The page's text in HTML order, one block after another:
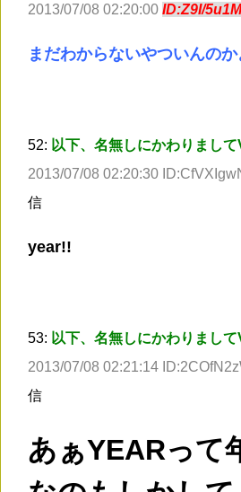
2013/07/08 02:20:00 ID:Z9I/
まだわからないやついんの
52: 以下、名無しにかわりまし
2013/07/08 02:20:30
信
year!!
53: 以下、名無しにかわりまし
2013/07/08 02:21:14
信
あぁYEARって